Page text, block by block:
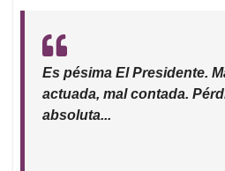
Es pésima El Presidente.
actuada, mal contada.
absoluta...